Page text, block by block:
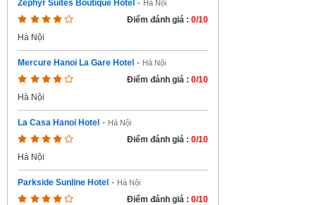
Zephyr Suites Boutique Hotel - Hà Nội
Điểm đánh giá : 0/10
Hà Nội
Mercure Hanoi La Gare Hotel - Hà Nội
Điểm đánh giá : 0/10
Hà Nội
La Casa Hanoi Hotel - Hà Nội
Điểm đánh giá : 0/10
Hà Nội
Parkside Sunline Hotel - Hà Nội
Điểm đánh giá : 0/10